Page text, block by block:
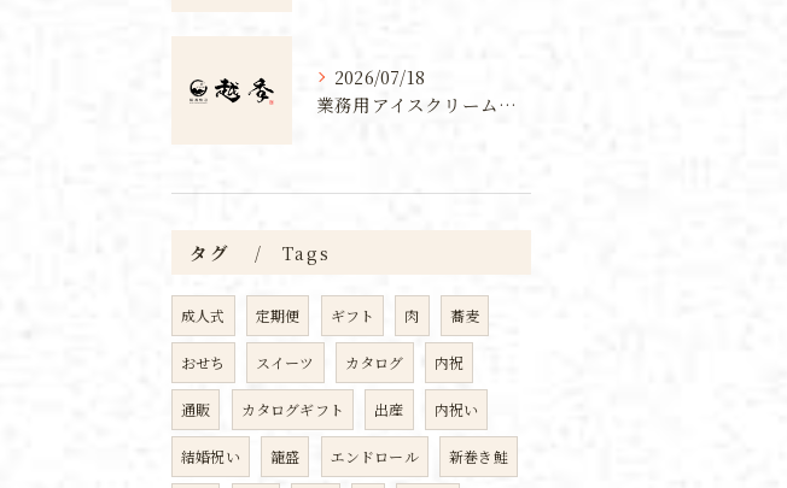
2026/07/18
業務用アイスクリームフリーザー導入でカフェ・飲食店が利益を生む選び方とコスト戦略
タグ Tags
成人式 定期便 ギフト 肉 蕎麦
おせち スイーツ カタログ 内祝
通販 カタログギフト 出産 内祝い
結婚祝い 籠盛 エンドロール 新巻き鮭